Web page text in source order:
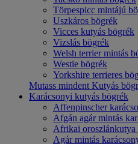
Törpespicc mintájú
Uszkáros bögrék
Vicces kutyás bögrék
Vizslás bögrék
Welsh terrier mintás
Westie bögrék
Yorkshire terrieres
Mutass mindent Kutyás
Karácsonyi kutyás bögrék
Affenpinscher
Afgán agár mintás
Afrikai oroszlánkutya
Agár mintás